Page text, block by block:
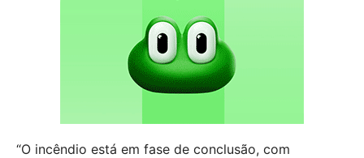
“O incêndio está em fase de conclusão, com